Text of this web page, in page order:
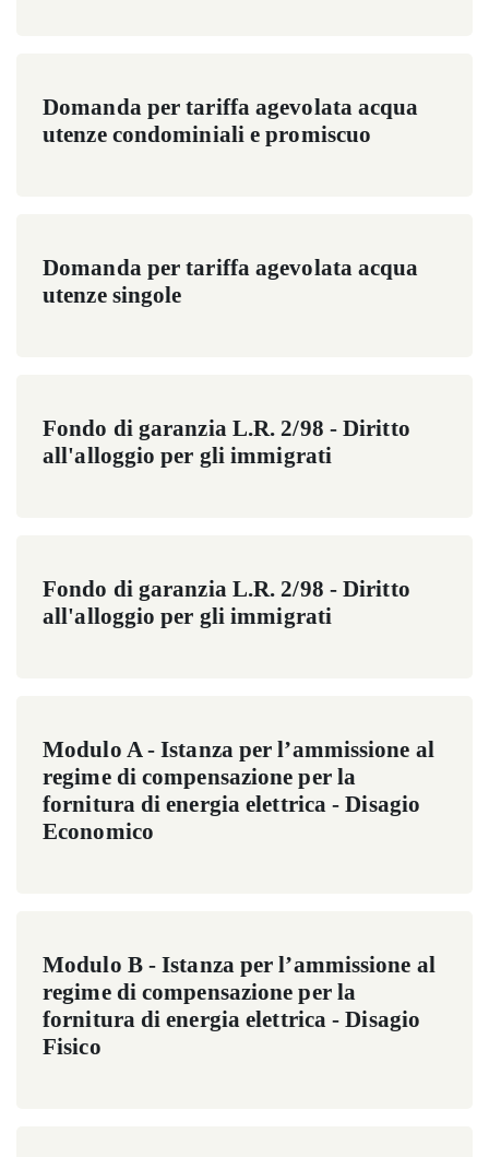
Domanda per tariffa agevolata acqua
utenze condominiali e promiscuo
Domanda per tariffa agevolata acqua
utenze singole
Fondo di garanzia L.R. 2/98 - Diritto
all'alloggio per gli immigrati
Fondo di garanzia L.R. 2/98 - Diritto
all'alloggio per gli immigrati
Modulo A - Istanza per l’ammissione al
regime di compensazione per la
fornitura di energia elettrica - Disagio
Economico
Modulo B - Istanza per l’ammissione al
regime di compensazione per la
fornitura di energia elettrica - Disagio
Fisico